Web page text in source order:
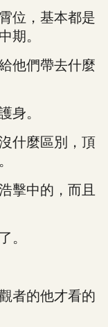
位，基本都是
期。
他們帶去什麼
身。
什麼區別，頂
中的，而且
。
者的他才看的